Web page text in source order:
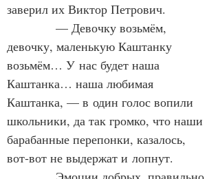
заверил их Виктор Петрович.
— Девочку возьмём,
девочку, маленькую Каштанку
возьмём… У нас будет наша
Каштанка… наша любимая
Каштанка, — в один голос вопили
школьники, да так громко, что наши
барабанные перепонки, казалось,
вот‑вот не выдержат и лопнут.